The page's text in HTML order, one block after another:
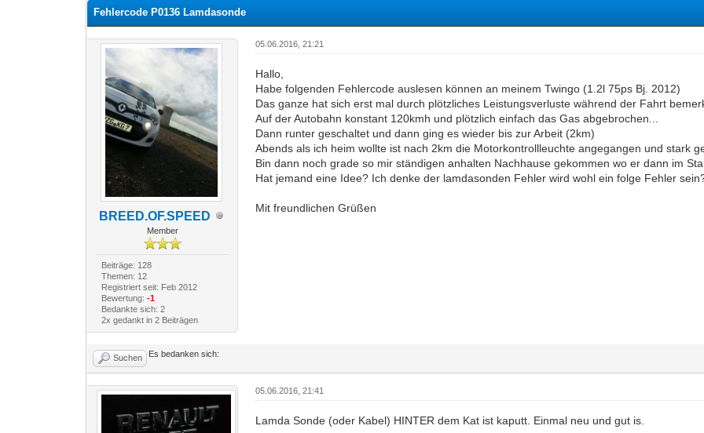
Fehlercode P0136 Lamdasonde
BREED.OF.SPEED
Member
Beiträge: 128
Themen: 12
Registriert seit: Feb 2012
Bewertung: -1
Bedankte sich: 2
2x gedankt in 2 Beiträgen
05.06.2016, 21:21
Hallo,
Habe folgenden Fehlercode auslesen können an meinem Twingo (1.2l 75ps Bj. 2012)
Das ganze hat sich erst mal durch plötzliches Leistungsverluste während der Fahrt
Auf der Autobahn konstant 120kmh und plötzlich einfach das Gas abgebrochen...
Dann runter geschaltet und dann ging es wieder bis zur Arbeit (2km)
Abends als ich heim wollte ist nach 2km die Motorkontrollleuchte angegangen und stark
Bin dann noch grade so mir ständigen anhalten Nachhause gekommen wo er dann im
Hat jemand eine Idee? Ich denke der lamdasonden Fehler wird wohl ein folge Fehler
Mit freundlichen Grüßen
Suchen Es bedanken sich:
05.06.2016, 21:41
Lamda Sonde (oder Kabel) HINTER dem Kat ist kaputt. Einmal neu und gut is.